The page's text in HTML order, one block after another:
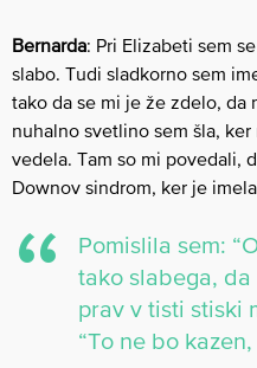
Bernarda: Pri Elizabeti sem
slabo. Tudi sladkorno sem
tako da se mi je že zdelo, da
nuhalno svetlino sem šla,
vedela. Tam so mi povedali,
Downov sindrom, ker je
Pomislila sem:
tako slabega, da
prav v tisti stiski
“To ne bo